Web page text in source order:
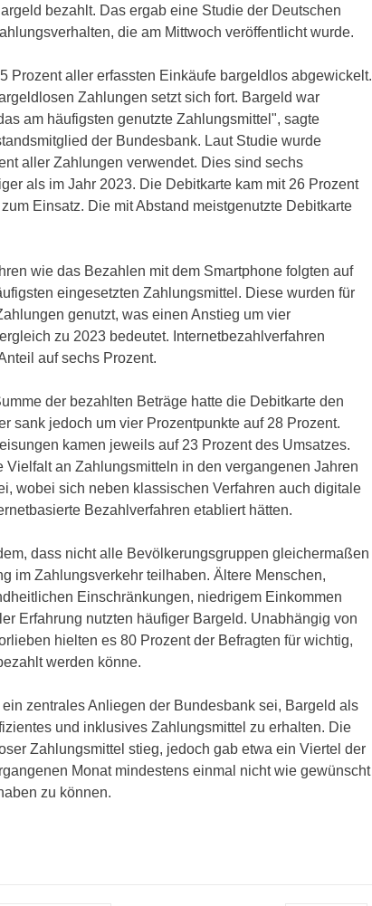
bezahlt. Das ergab eine Studie der Deutschen
die am Mittwoch veröffentlicht wurde.
Prozent aller erfassten Einkäufe bargeldlos abgewickelt.
Zahlungen setzt sich fort. Bargeld war
am häufigsten genutzte Zahlungsmittel", sagte
der Bundesbank. Laut Studie wurde
aller Zahlungen verwendet. Dies sind sechs
als im Jahr 2023. Die Debitkarte kam mit 26 Prozent
Einsatz. Die mit Abstand meistgenutzte Debitkarte
wie das Bezahlen mit dem Smartphone folgten auf
eingesetzten Zahlungsmittel. Diese wurden für
genutzt, was einen Anstieg um vier
zu 2023 bedeutet. Internetbezahlverfahren
auf sechs Prozent.
der bezahlten Beträge hatte die Debitkarte den
sank jedoch um vier Prozentpunkte auf 28 Prozent.
kamen jeweils auf 23 Prozent des Umsatzes.
Vielfalt an Zahlungsmitteln in den vergangenen Jahren
wobei sich neben klassischen Verfahren auch digitale
Bezahlverfahren etabliert hätten.
dass nicht alle Bevölkerungsgruppen gleichermaßen
im Zahlungsverkehr teilhaben. Ältere Menschen,
Einschränkungen, niedrigem Einkommen
Erfahrung nutzten häufiger Bargeld. Unabhängig von
hielten es 80 Prozent der Befragten für wichtig,
werden könne.
zentrales Anliegen der Bundesbank sei, Bargeld als
und inklusives Zahlungsmittel zu erhalten. Die
Zahlungsmittel stieg, jedoch gab etwa ein Viertel der
Monat mindestens einmal nicht wie gewünscht
zu können.